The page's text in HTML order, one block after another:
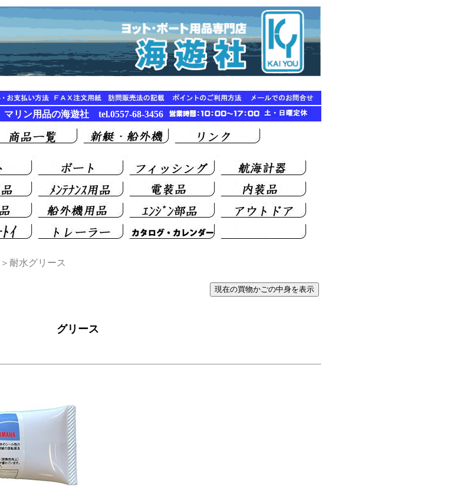
マリン用品の海遊社 tel.0557-68-3456
＞耐水グリース
グリース